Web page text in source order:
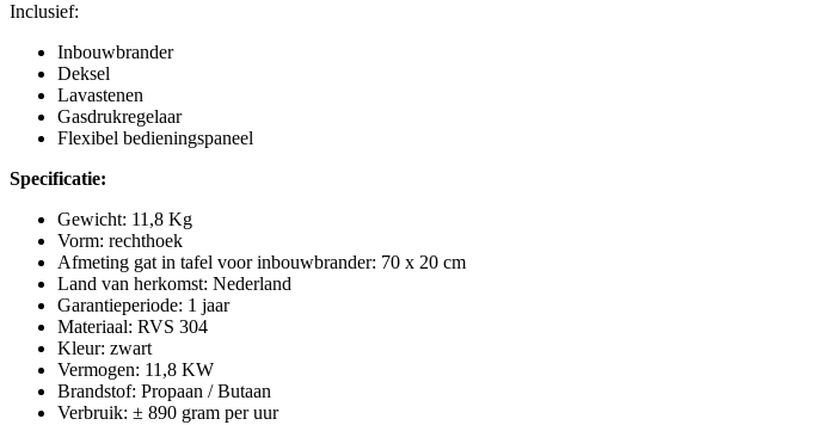
Inclusief:
Inbouwbrander
Deksel
Lavastenen
Gasdrukregelaar
Flexibel bedieningspaneel
Specificatie:
Gewicht: 11,8 Kg
Vorm: rechthoek
Afmeting gat in tafel voor inbouwbrander: 70 x 20 cm
Land van herkomst: Nederland
Garantieperiode: 1 jaar
Materiaal: RVS 304
Kleur: zwart
Vermogen: 11,8 KW
Brandstof: Propaan / Butaan
Verbruik: ± 890 gram per uur